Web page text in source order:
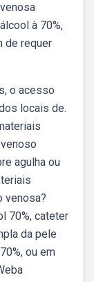
à 70%,
de requer
o acesso
locais de.
agulha ou
venosa?
70%, cateter
da pele
ou em